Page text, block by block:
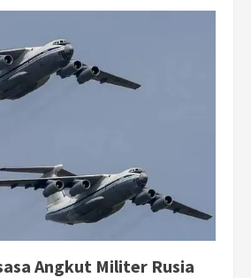
Angkut Militer Rusia